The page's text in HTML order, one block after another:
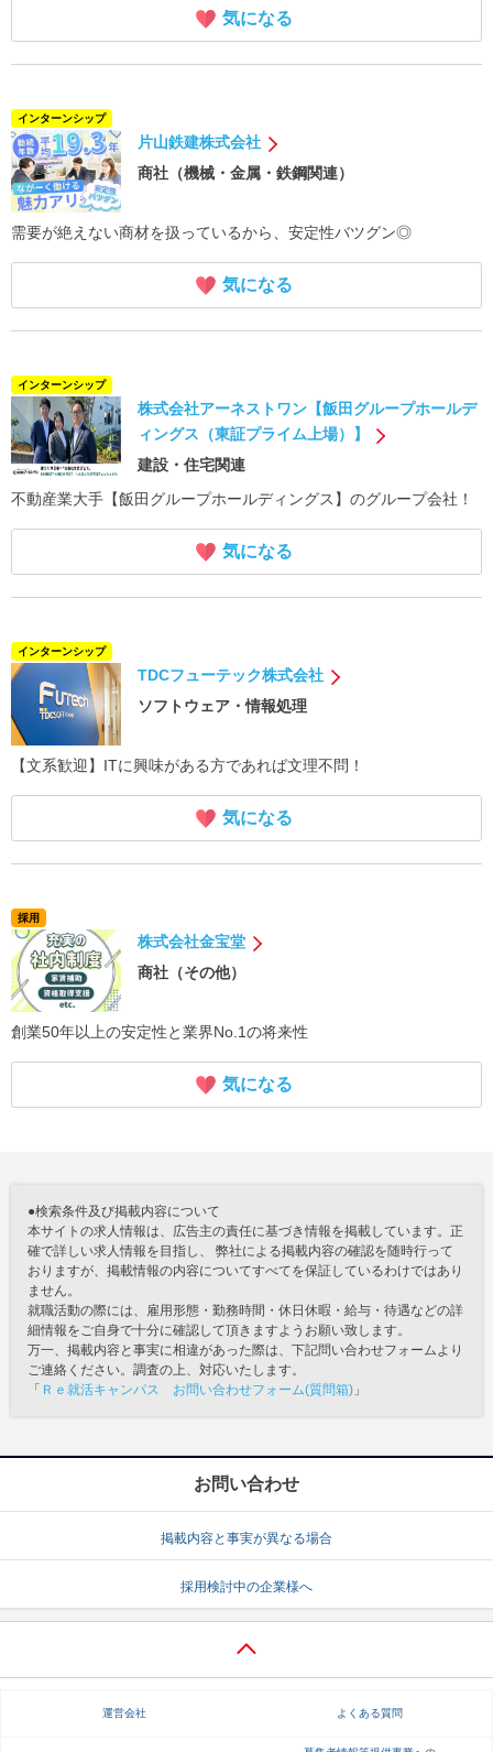
気になる
インターンシップ
片山鉄建株式会社
商社（機械・金属・鉄鋼関連）
需要が絶えない商材を扱っているから、安定性バツグン◎
気になる
インターンシップ
株式会社アーネストワン【飯田グループホールデ
ィングス（東証プライム上場）】
建設・住宅関連
不動産業大手【飯田グループホールディングス】のグループ会社！
気になる
インターンシップ
TDCフューテック株式会社
ソフトウェア・情報処理
【文系歓迎】ITに興味がある方であれば文理不問！
気になる
採用
株式会社金宝堂
商社（その他）
創業50年以上の安定性と業界No.1の将来性
気になる
●検索条件及び掲載内容について
本サイトの求人情報は、広告主の責任に基づき情報を掲載しています。正
確で詳しい求人情報を目指し、 弊社による掲載内容の確認を随時行って
おりますが、掲載情報の内容についてすべてを保証しているわけではあり
ません。
就職活動の際には、雇用形態・勤務時間・休日休暇・給与・待遇などの詳
細情報をご自身で十分に確認して頂きますようお願い致します。
万一、掲載内容と事実に相違があった際は、下記問い合わせフォームより
ご連絡ください。調査の上、対応いたします。
「 Ｒｅ就活キャンパス お問い合わせフォーム(質問箱) 」
お問い合わせ
掲載内容と事実が異なる場合
採用検討中の企業様へ
運営会社 よくある質問